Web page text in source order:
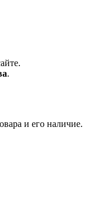
.
и его наличие.